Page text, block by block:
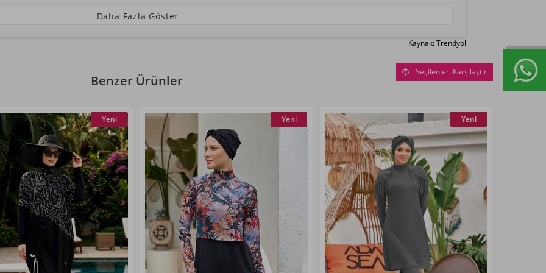
Daha Fazla Göster
Kaynak: Trendyol
Benzer Ürünler
Seçilenleri Karşılaştır
Yeni Yeni Yeni